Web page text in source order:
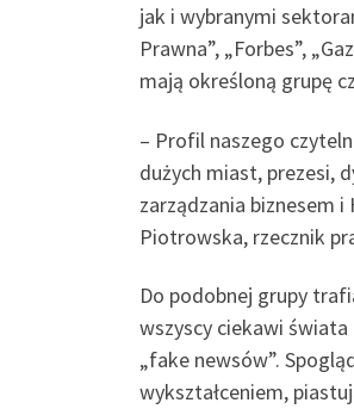
jak i wybranymi
Prawna”, „Forbes”,
mają określoną grupę
– Profil naszego
dużych miast, prezesi,
zarządzania biznesem
Piotrowska, rzecznik
Do podobnej grupy
wszyscy ciekawi
„fake newsów”.
wykształceniem,